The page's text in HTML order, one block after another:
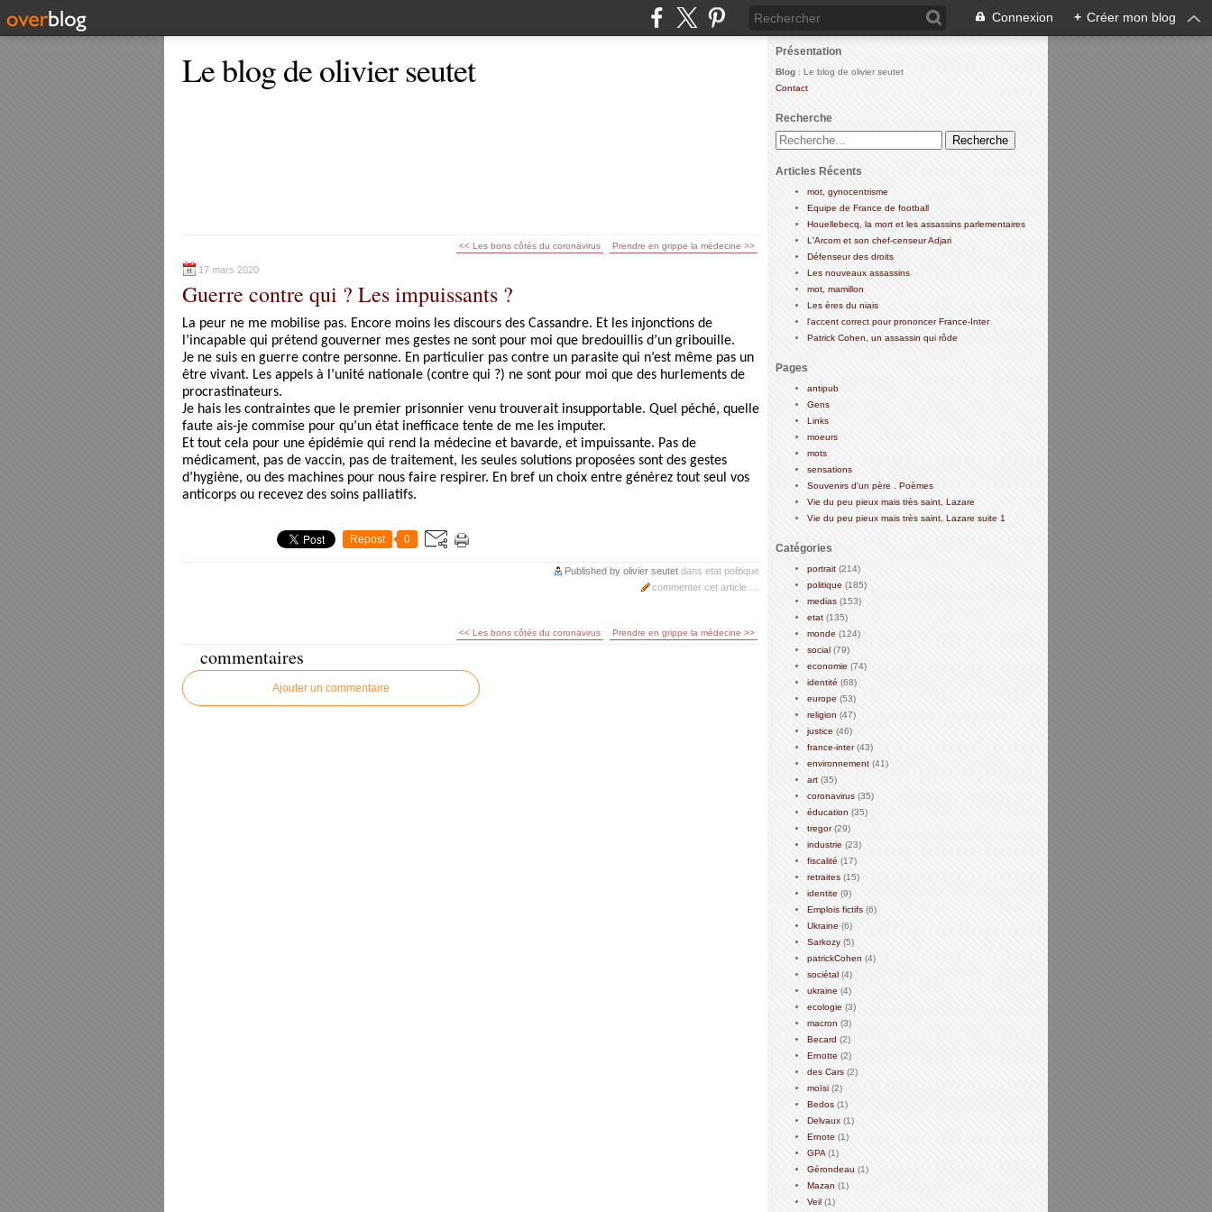
Connexion + Créer mon blog
Le blog de olivier seutet
<< Les bons côtés du coronavirus Prendre en grippe la médecine >>
17 mars 2020
Guerre contre qui ? Les impuissants ?
La peur ne me mobilise pas. Encore moins les discours des Cassandre. Et les injonctions de
l’incapable qui prétend gouverner mes gestes ne sont pour moi que bredouillis d’un gribouille.
Je ne suis en guerre contre personne. En particulier pas contre un parasite qui n’est même pas un
être vivant. Les appels à l’unité nationale (contre qui ?) ne sont pour moi que des hurlements de
procrastinateurs.
Je hais les contraintes que le premier prisonnier venu trouverait insupportable. Quel péché, quelle
faute ais-je commise pour qu’un état inefficace tente de me les imputer.
Et tout cela pour une épidémie qui rend la médecine et bavarde, et impuissante. Pas de
médicament, pas de vaccin, pas de traitement, les seules solutions proposées sont des gestes
d’hygiène, ou des machines pour nous faire respirer. En bref un choix entre générez tout seul vos
anticorps ou recevez des soins palliatifs.
Repost 0
Published by olivier seutet dans etat politique
commenter cet article
<< Les bons côtés du coronavirus Prendre en grippe la médecine >>
commentaires
Ajouter un commentaire
Présentation
Blog : Le blog de olivier seutet
Contact
Recherche
Articles Récents
mot, gynocentrisme
Equipe de France de football
Houellebecq, la mort et les assassins parlementaires
L'Arcom et son chef-censeur Adjari
Défenseur des droits
Les nouveaux assassins
mot, mamillon
Les ères du niais
l'accent correct pour prononcer France-Inter
Patrick Cohen, un assassin qui rôde
Pages
antipub
Gens
Links
moeurs
mots
sensations
Souvenirs d'un père . Poèmes
Vie du peu pieux mais très saint, Lazare
Vie du peu pieux mais très saint, Lazare suite 1
Catégories
portrait (214)
politique (185)
medias (153)
etat (135)
monde (124)
social (79)
economie (74)
identité (68)
europe (53)
religion (47)
justice (46)
france-inter(43)
environnement (41)
art (35)
coronavirus (35)
éducation (35)
tregor(29)
industrie (23)
fiscalité (17)
retraites (15)
identite (9)
Emplois fictifs (6)
Ukraine (6)
Sarkozy (5)
patrickCohen (4)
sociétal (4)
ukraine (4)
ecologie (3)
macron (3)
Becard (2)
Ernotte (2)
des Cars (2)
moïsi (2)
Bedos (1)
Delvaux (1)
Ernote (1)
GPA (1)
Gérondeau (1)
Mazan (1)
Veil (1)